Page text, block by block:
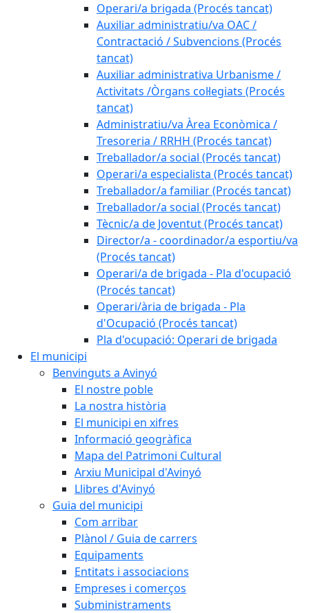
Operari/a brigada (Procés tancat)
Auxiliar administratiu/va OAC /
Contractació / Subvencions (Procés
tancat)
Auxiliar administrativa Urbanisme /
Activitats /Òrgans col·legiats (Procés
tancat)
Administratiu/va Àrea Econòmica /
Tresoreria / RRHH (Procés tancat)
Treballador/a social (Procés tancat)
Operari/a especialista (Procés tancat)
Treballador/a familiar (Procés tancat)
Treballador/a social (Procés tancat)
Tècnic/a de Joventut (Procés tancat)
Director/a - coordinador/a esportiu/va
(Procés tancat)
Operari/a de brigada - Pla d'ocupació
(Procés tancat)
Operari/ària de brigada - Pla
d'Ocupació (Procés tancat)
Pla d'ocupació: Operari de brigada
El municipi
Benvinguts a Avinyó
El nostre poble
La nostra història
El municipi en xifres
Informació geogràfica
Mapa del Patrimoni Cultural
Arxiu Municipal d'Avinyó
Llibres d'Avinyó
Guia del municipi
Com arribar
Plànol / Guia de carrers
Equipaments
Entitats i associacions
Empreses i comerços
Subministraments